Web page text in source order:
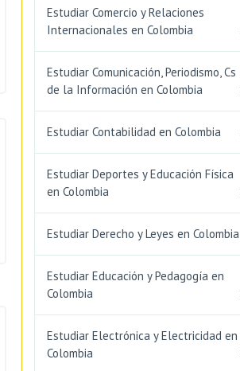
Estudiar Comercio y Relaciones
Internacionales en Colombia
Estudiar Comunicación, Periodismo, Cs
de la Información en Colombia
Estudiar Contabilidad en Colombia
Estudiar Deportes y Educación Física
en Colombia
Estudiar Derecho y Leyes en Colombia
Estudiar Educación y Pedagogía en
Colombia
Estudiar Electrónica y Electricidad en
Colombia